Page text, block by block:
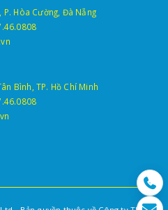
P. Hòa Cường, Đà Nẵng
Bình, TP. Hồ Chí Minh